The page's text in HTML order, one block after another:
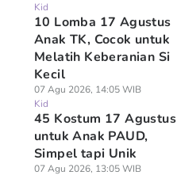
Kid
10 Lomba 17 Agustus
Anak TK, Cocok untuk
Melatih Keberanian Si
Kecil
07 Agu 2026, 14:05 WIB
Kid
45 Kostum 17 Agustus
untuk Anak PAUD,
Simpel tapi Unik
07 Agu 2026, 13:05 WIB